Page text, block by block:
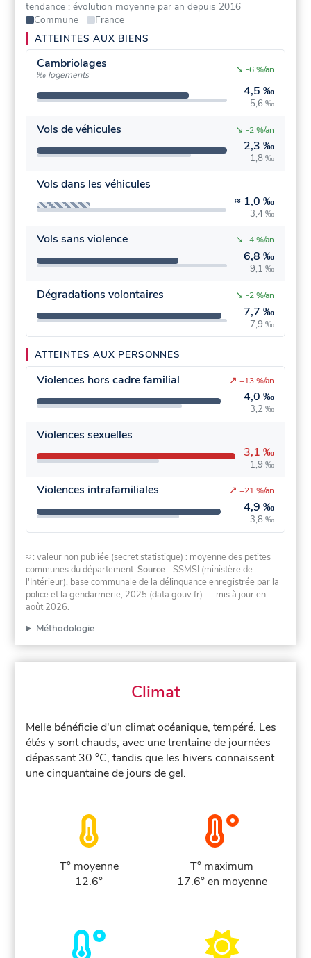
tendance : évolution moyenne par an depuis 2016
Commune
France
ATTEINTES AUX BIENS
Cambriolages
‰ logements
4,5 ‰
5,6 ‰
↘ -6 %/an
Vols de véhicules
2,3 ‰
1,8 ‰
↘ -2 %/an
Vols dans les véhicules
≈ 1,0 ‰
3,4 ‰
Vols sans violence
6,8 ‰
9,1 ‰
↘ -4 %/an
Dégradations volontaires
7,7 ‰
7,9 ‰
↘ -2 %/an
ATTEINTES AUX PERSONNES
Violences hors cadre familial
4,0 ‰
3,2 ‰
↗ +13 %/an
Violences sexuelles
3,1 ‰
1,9 ‰
Violences intrafamiliales
4,9 ‰
3,8 ‰
↗ +21 %/an
≈ : valeur non publiée (secret statistique) : moyenne des petites
communes du département.Source - SSMSI (ministère de
l'Intérieur), base communale de la délinquance enregistrée par la
police et la gendarmerie, 2025 (data.gouv.fr) — mis à jour en
août 2026.
Méthodologie
Climat
Melle bénéficie d'un climat océanique, tempéré. Les
étés y sont chauds, avec une trentaine de journées
dépassant 30 °C, tandis que les hivers connaissent
une cinquantaine de jours de gel.
T° moyenne
12.6°
T° maximum
17.6° en moyenne